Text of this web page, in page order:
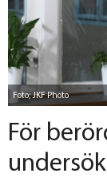
Foto; JKF Photo
För